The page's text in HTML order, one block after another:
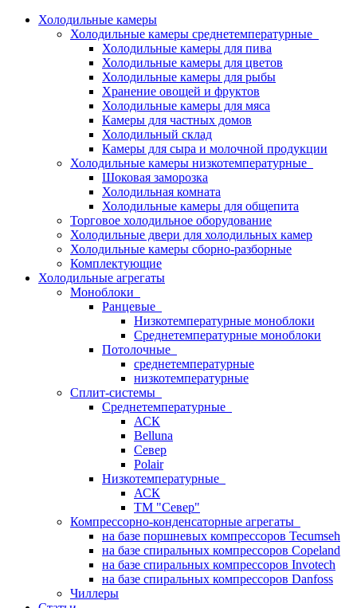
Холодильные камеры
Холодильные камеры среднетемпературные
Холодильные камеры для пива
Холодильные камеры для цветов
Холодильные камеры для рыбы
Хранение овощей и фруктов
Холодильные камеры для мяса
Камеры для частных домов
Холодильный склад
Камеры для сыра и молочной продукции
Холодильные камеры низкотемпературные
Шоковая заморозка
Холодильная комната
Холодильные камеры для общепита
Торговое холодильное оборудование
Холодильные двери для холодильных камер
Холодильные камеры сборно-разборные
Комплектующие
Холодильные агрегаты
Моноблоки
Ранцевые
Низкотемпературные моноблоки
Среднетемпературные моноблоки
Потолочные
среднетемпературные
низкотемпературные
Сплит-системы
Среднетемпературные
АСК
Belluna
Север
Polair
Низкотемпературные
АСК
ТМ "Север"
Компрессорно-конденсаторные агрегаты
на базе поршневых компрессоров Tecumseh
на базе спиральных компрессоров Copeland
на базе спиральных компрессоров Invotech
на базе спиральных компрессоров Danfoss
Чиллеры